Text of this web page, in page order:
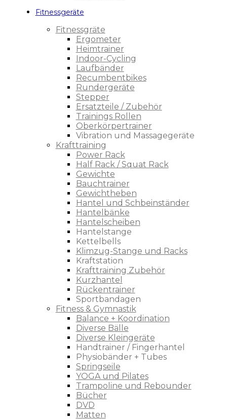
Fitnessgeräte
Fitnessgräte
Ergometer
Heimtrainer
Indoor-Cycling
Laufbänder
Recumbentbikes
Rundergeräte
Stepper
Ersatzteile / Zubehör
Trainings Rollen
Oberkörpertrainer
Vibration und Massagegeräte
Krafttraining
Power Rack
Half Rack / Squat Rack
Gewichte
Bauchtrainer
Gewichtheben
Hantel und Schbeinständer
Hantelbänke
Hantelscheiben
Hantelstange
Kettelbells
Klimzug-Stange und Racks
Kraftstation
Krafttraining Zubehör
Kurzhantel
Rückentrainer
Sportbandagen
Fitness & Gymnastik
Balance + Koordination
Diverse Bälle
Diverse Kleingeräte
Handtrainer / Fingerhantel
Physiobänder + Tubes
Springseile
YOGA und Pilates
Trampoline und Rebounder
Bücher
DVD
Matten